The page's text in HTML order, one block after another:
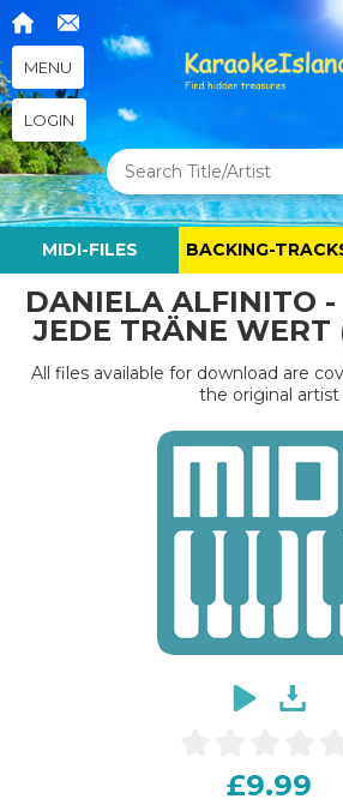
MENU
LOGIN
MIDI-FILES BACKING-
DANIELA ALFINITO
JEDE TRÄNE WERT
All files available for download are
the original artist
£9.99